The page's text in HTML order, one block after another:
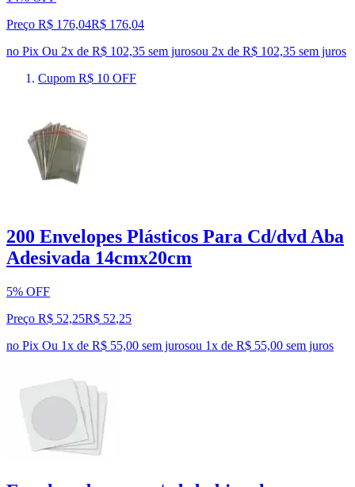
Preço R$ 176,04R$ 176,04
no Pix Ou 2x de R$ 102,35 sem jurosou 2x de R$ 102,35 sem juros
Cupom R$ 10 OFF
200 Envelopes Plásticos Para Cd/dvd Aba
Adesivada 14cmx20cm
5% OFF
Preço R$ 52,25R$ 52,25
no Pix Ou 1x de R$ 55,00 sem jurosou 1x de R$ 55,00 sem juros